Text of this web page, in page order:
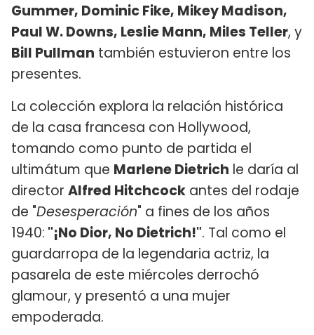
Gummer, Dominic Fike, Mikey Madison,
Paul W. Downs, Leslie Mann, Miles Teller, y
Bill Pullman también estuvieron entre los
presentes.
La colección explora la relación histórica
de la casa francesa con Hollywood,
tomando como punto de partida el
ultimátum que Marlene Dietrich le daría al
director Alfred Hitchcock antes del rodaje
de "Desesperación" a fines de los años
1940: "¡No Dior, No Dietrich!". Tal como el
guardarropa de la legendaria actriz, la
pasarela de este miércoles derrochó
glamour, y presentó a una mujer
empoderada.